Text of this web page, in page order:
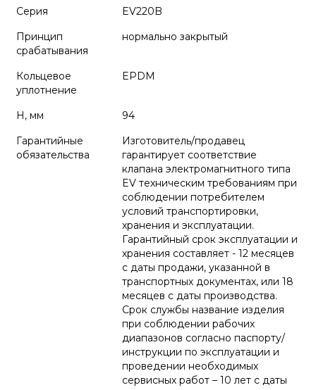
Серия
EV220B
Принцип
срабатывания
нормально закрытый
Кольцевое
уплотнение
EPDM
H, мм
94
Гарантийные
обязательства
Изготовитель/продавец
гарантирует соответствие
клапана электромагнитного типа
EV техническим требованиям при
соблюдении потребителем
условий транспортировки,
хранения и эксплуатации.
Гарантийный срок эксплуатации и
хранения составляет - 12 месяцев
с даты продажи, указанной в
транспортных документах, или 18
месяцев с даты производства.
Срок службы название изделия
при соблюдении рабочих
диапазонов согласно паспорту/
инструкции по эксплуатации и
проведении необходимых
сервисных работ – 10 лет с даты